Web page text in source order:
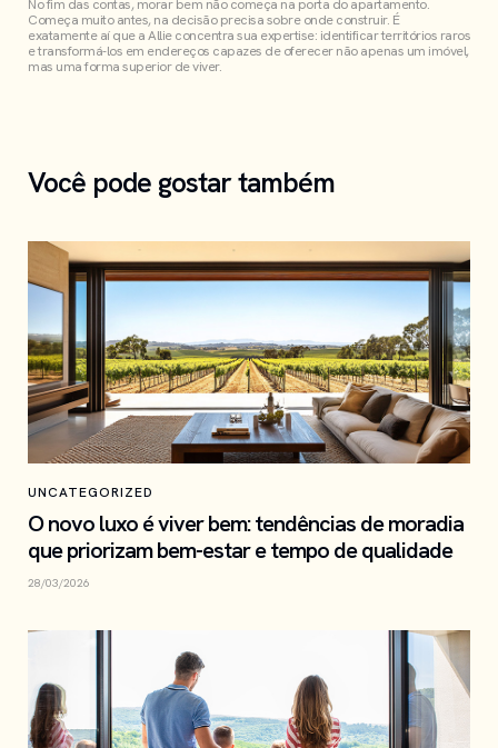
No fim das contas, morar bem não começa na porta do apartamento.
Começa muito antes, na decisão precisa sobre onde construir. É
exatamente aí que a Allie concentra sua expertise: identificar territórios raros
e transformá-los em endereços capazes de oferecer não apenas um imóvel,
mas uma forma superior de viver.
Você pode gostar também
UNCATEGORIZED
O novo luxo é viver bem: tendências de moradia
que priorizam bem-estar e tempo de qualidade
28/03/2026